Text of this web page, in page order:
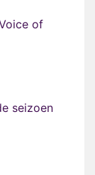
of
seizoen